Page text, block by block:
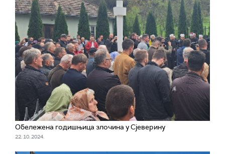
Обележена годишњица злочина у Сјеверину
22. 10. 2024.